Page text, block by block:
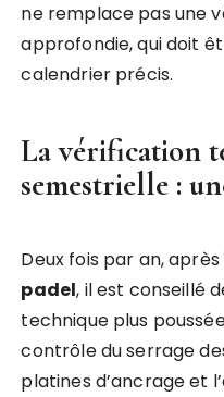
ne remplace pas une
approfondie, qui doit
calendrier précis.
La vérification
semestrielle :
Deux fois par an, après
padel, il est conseillé
technique plus
contrôle du serrage
platines d’ancrage et